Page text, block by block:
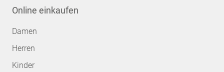
Online einkaufen
Damen
Herren
Kinder